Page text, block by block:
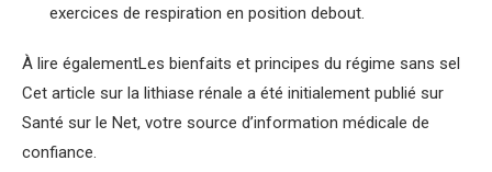
exercices de respiration en position debout.
À lire égalementLes bienfaits et principes du régime sans sel
Cet article sur la lithiase rénale a été initialement publié sur
Santé sur le Net, votre source d’information médicale de
confiance.